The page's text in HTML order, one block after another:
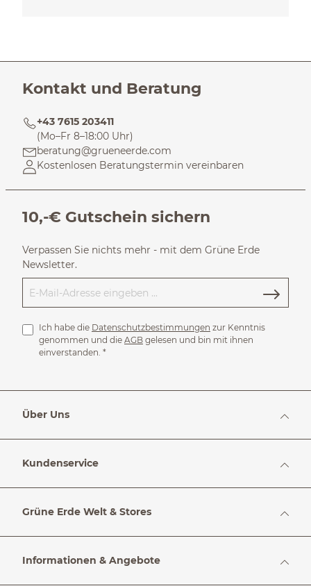
Kontakt und Beratung
+43 7615 203411
(Mo–Fr 8–18:00 Uhr)
beratung@grueneerde.com
Kostenlosen Beratungstermin vereinbaren
10,-€ Gutschein sichern
Verpassen Sie nichts mehr - mit dem Grüne Erde
Newsletter.
Ich habe die Datenschutzbestimmungen zur Kenntnis
genommen und die AGB gelesen und bin mit ihnen
einverstanden. *
Über Uns
Kundenservice
Grüne Erde Welt & Stores
Informationen & Angebote